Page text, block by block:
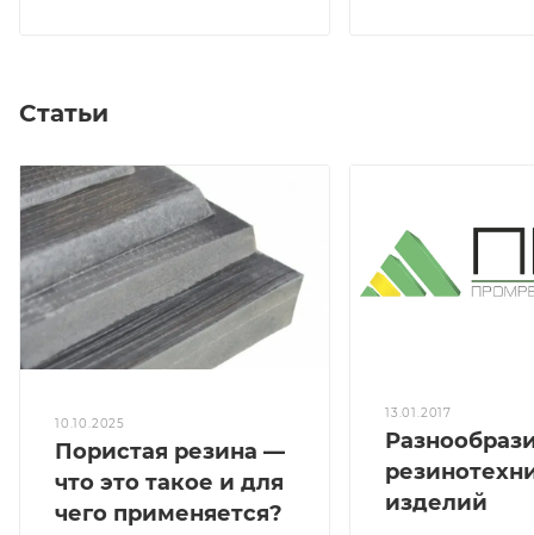
Статьи
10.10.2025
Пористая резина —
что это такое и для
чего применяется?
13.01.2017
изделий